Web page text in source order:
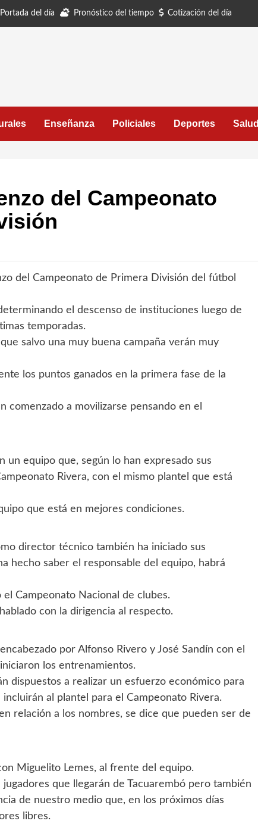
Portada del día Pronóstico del tiempo Cotización del día
Enseñanza Policiales Deportes Salud
del Campeonato
del Campeonato de Primera División del fútbol
el descenso de instituciones luego de
temporadas.
salvo una muy buena campaña verán muy
los puntos ganados en la primera fase de la
comenzado a movilizarse pensando en el
un equipo que, según lo han expresado sus
Rivera, con el mismo plantel que está
que está en mejores condiciones.
director técnico también ha iniciado sus
hecho saber el responsable del equipo, habrá
Campeonato Nacional de clubes.
con la dirigencia al respecto.
por Alfonso Rivero y José Sandín con el
los entrenamientos.
dispuestos a realizar un esfuerzo económico para
al plantel para el Campeonato Rivera.
relación a los nombres, se dice que pueden ser de
Miguelito Lemes, al frente del equipo.
que llegarán de Tacuarembó pero también
de nuestro medio que, en los próximos días
libres.